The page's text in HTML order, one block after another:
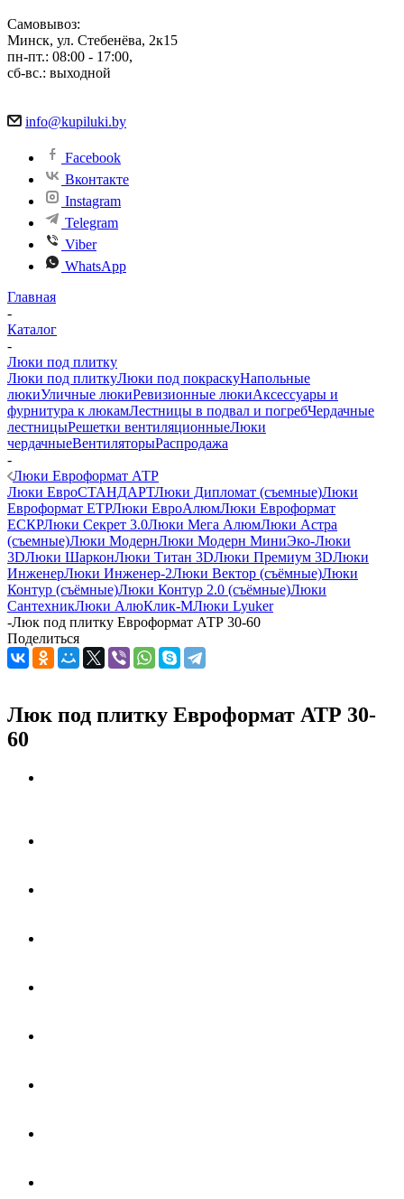
Самовывоз:
Минск, ул. Стебенёва, 2к15
пн-пт.: 08:00 - 17:00,
сб-вс.: выходной
info@kupiluki.by
Facebook
Вконтакте
Instagram
Telegram
Viber
WhatsApp
Главная
-
Каталог
-
Люки под плитку
Люки под плиткуЛюки под покраскуНапольные
люкиУличные люкиРевизионные люкиАксессуары и
фурнитура к люкамЛестницы в подвал и погребЧердачные
лестницыРешетки вентиляционныеЛюки
чердачныеВентиляторыРаспродажа
-
Люки Евроформат АТР
Люки ЕвроСТАНДАРТЛюки Дипломат (съемные)Люки
Евроформат ЕТРЛюки ЕвроАлюмЛюки Евроформат
ЕСКРЛюки Секрет 3.0Люки Мега АлюмЛюки Астра
(съемные)Люки МодернЛюки Модерн МиниЭко-Люки
3DЛюки ШарконЛюки Титан 3DЛюки Премиум 3DЛюки
ИнженерЛюки Инженер-2Люки Вектор (съёмные)Люки
Контур (съёмные)Люки Контур 2.0 (съёмные)Люки
СантехникЛюки АлюКлик-МЛюки Lyuker
-Люк под плитку Евроформат АТР 30-60
Поделиться
Люк под плитку Евроформат АТР 30-
60